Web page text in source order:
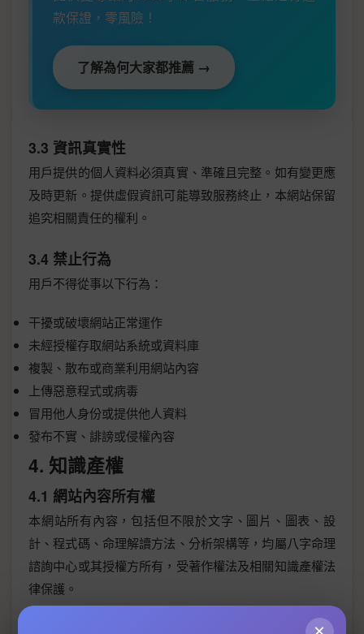
款保證，零風險！
了解為何大家都推薦 →
3.3 資訊真實性
用戶提供的個人資料必須真實、準確且完整。如有變更應
及時更新。提供虛假資訊可能導致服務終止，本網站保留
追究相關責任的權利。
3.4 禁止行為
用戶不得從事以下行為：
干擾或破壞網站正常運作
未經授權存取網站系統或資料庫
複製、散布或商業利用網站內容
上傳惡意程式或病毒
冒用他人身份或提供他人資料
發布不實、誹謗或侵權內容
4. 知識產權
4.1 網站內容所有權
本網站所有內容，包括但不限於文字、圖片、圖表、設
計、程式碼、命理解讀方法、分析架構等，均屬八字命理
諮詢中心或其授權方所有，受著作權法及相關知識產權法
律保護。